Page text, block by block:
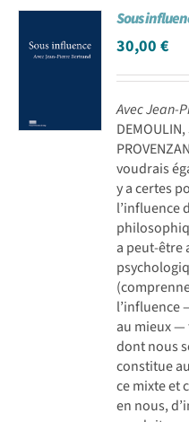
Panier WooCommerce
Sous
30,00€
Avec Jean-
voudrais
y a certes
l’influence
a peut-être
l’influence
au mieux —
dont nous
constitue
ce mixte et
en nous,